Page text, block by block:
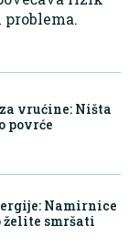
vrućine: Ništa
povrće
Namirnice
smršati